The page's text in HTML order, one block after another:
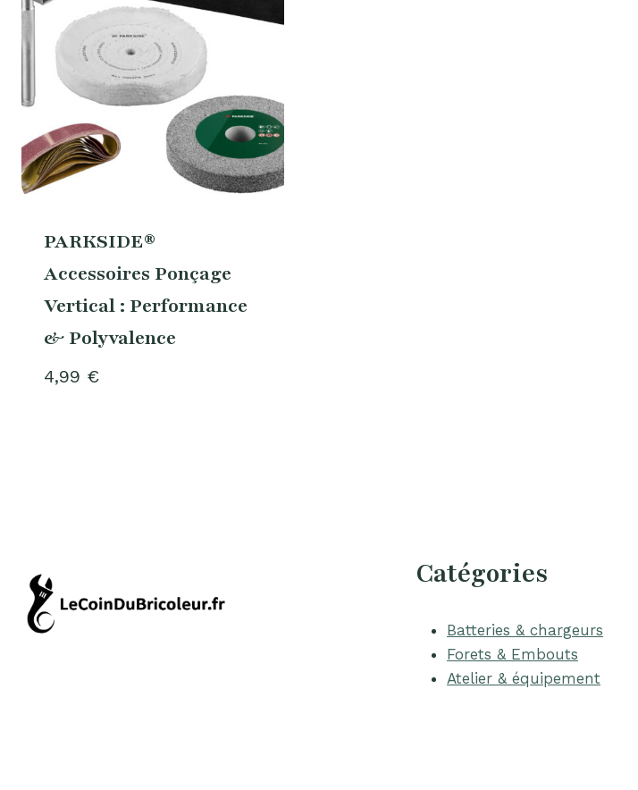
PARKSIDE®
Accessoires Ponçage
Vertical : Performance
& Polyvalence
4,99 €
Catégories
Batteries & chargeurs
Forets & Embouts
Atelier & équipement